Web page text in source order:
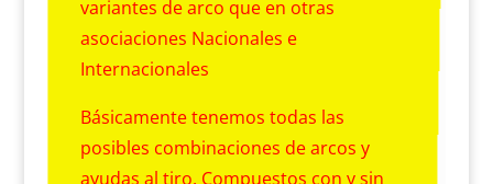
variantes de arco que en otras
asociaciones Nacionales e
Internacionales
Básicamente tenemos todas las
posibles combinaciones de arcos y
ayudas al tiro. Compuestos con y sin